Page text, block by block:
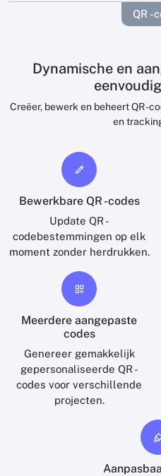
QR -
Dynamische en
Creëer, bewerk en beheert QR -
en
Bewerkbare QR -codes
Update QR -
codebestemmingen op elk
moment zonder herdrukken.
Meerdere aangepaste
codes
Genereer gemakkelijk
gepersonaliseerde QR -
codes voor verschillende
projecten.